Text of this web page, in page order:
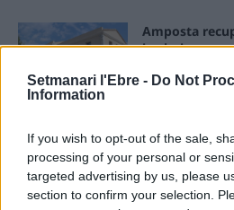
Setmanari l'Ebre - Do Not
Information
If you wish to opt-out of the sale,
processing of your personal or
targeted advertising by us, please
section to confirm your selection.
Amposta
i culmina un
gastronomia
Els vestits de
enguany amb
40 peces a
31 de juliol de 2026